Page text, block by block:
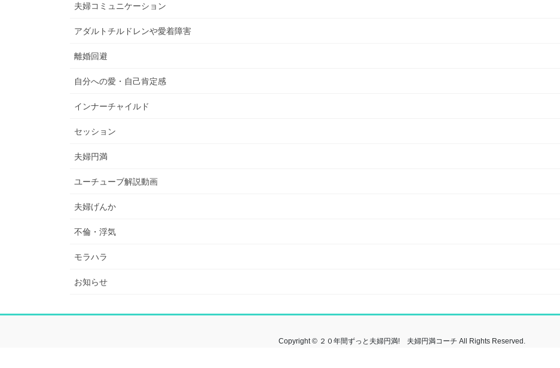
夫婦コミュニケーション
アダルトチルドレンや愛着障害
離婚回避
自分への愛・自己肯定感
インナーチャイルド
セッション
夫婦円満
ユーチューブ解説動画
夫婦げんか
不倫・浮気
モラハラ
お知らせ
Copyright © ２０年間ずっと夫婦円満! 夫婦円満コーチ All Rights Reserved.